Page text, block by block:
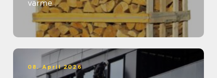
varme
08. April 2026